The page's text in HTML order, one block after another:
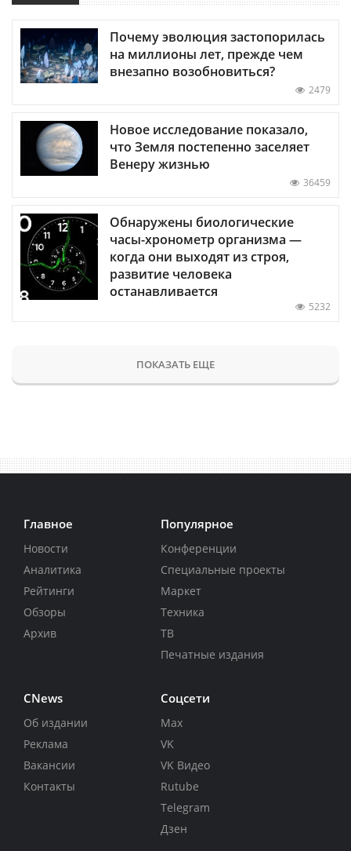
Почему эволюция застопорилась
на миллионы лет, прежде чем
внезапно возобновиться?
2479
Новое исследование показало,
что Земля постепенно заселяет
Венеру жизнью
36459
Обнаружены биологические
часы-хронометр организма —
когда они выходят из строя,
развитие человека
останавливается
5232
ПОКАЗАТЬ ЕЩЕ
Главное
Новости
Аналитика
Рейтинги
Обзоры
Архив
Популярное
Конференции
Специальные проекты
Маркет
Техника
ТВ
Печатные издания
CNews
Об издании
Реклама
Вакансии
Контакты
Соцсети
Max
VK
VK Видео
Rutube
Telegram
Дзен